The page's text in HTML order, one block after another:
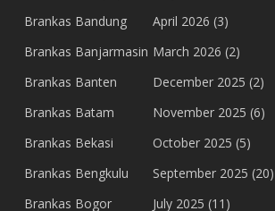
Brankas Bandung
Brankas Banjarmasin
Brankas Banten
Brankas Batam
Brankas Bekasi
Brankas Bengkulu
Brankas Bogor
April 2026 (3)
March 2026 (2)
December 2025 (2)
November 2025 (6)
October 2025 (5)
September 2025 (20)
July 2025 (11)